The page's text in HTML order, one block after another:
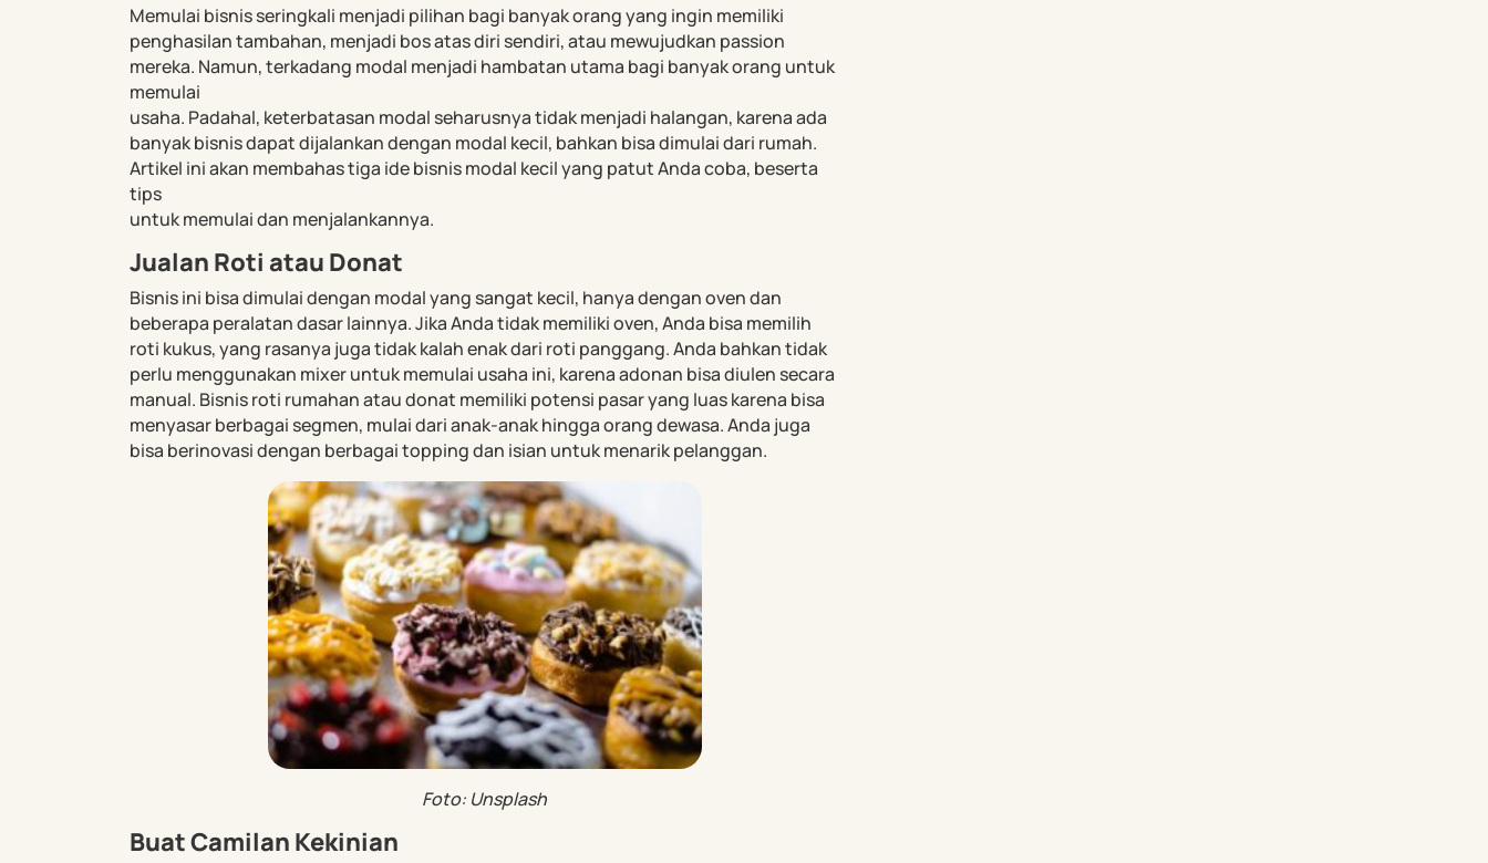
Memulai bisnis seringkali menjadi pilihan bagi banyak orang yang ingin memiliki
penghasilan tambahan, menjadi bos atas diri sendiri, atau mewujudkan passion
mereka. Namun, terkadang modal menjadi hambatan utama bagi banyak orang untuk
memulai
usaha. Padahal, keterbatasan modal seharusnya tidak menjadi halangan, karena ada
banyak bisnis dapat dijalankan dengan modal kecil, bahkan bisa dimulai dari rumah.
Artikel ini akan membahas tiga ide bisnis modal kecil yang patut Anda coba, beserta
tips
untuk memulai dan menjalankannya.
Jualan Roti atau Donat
Bisnis ini bisa dimulai dengan modal yang sangat kecil, hanya dengan oven dan
beberapa peralatan dasar lainnya. Jika Anda tidak memiliki oven, Anda bisa memilih
roti kukus, yang rasanya juga tidak kalah enak dari roti panggang. Anda bahkan tidak
perlu menggunakan mixer untuk memulai usaha ini, karena adonan bisa diulen secara
manual. Bisnis roti rumahan atau donat memiliki potensi pasar yang luas karena bisa
menyasar berbagai segmen, mulai dari anak-anak hingga orang dewasa. Anda juga
bisa berinovasi dengan berbagai topping dan isian untuk menarik pelanggan.
Foto: Unsplash
Buat Camilan Kekinian